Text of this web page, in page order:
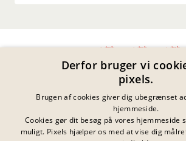
Fortrolighedserklæring
Impressum
Juridiske Meddelelser
Kontakt
Derfor bruger vi
pixels.
Brugen af cookies giver dig ubegrænset
hjemmeside.
Cookies gør dit besøg på vores hjemmeside
muligt. Pixels hjælper os med at vise dig